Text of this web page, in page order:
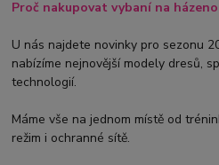
Proč nakupovat vybaní na
U nás najdete novinky pro sezonu
nabízíme nejnovější modely dresů,
technologií.
Máme vše na jednom místě od
režim i ochranné sítě.